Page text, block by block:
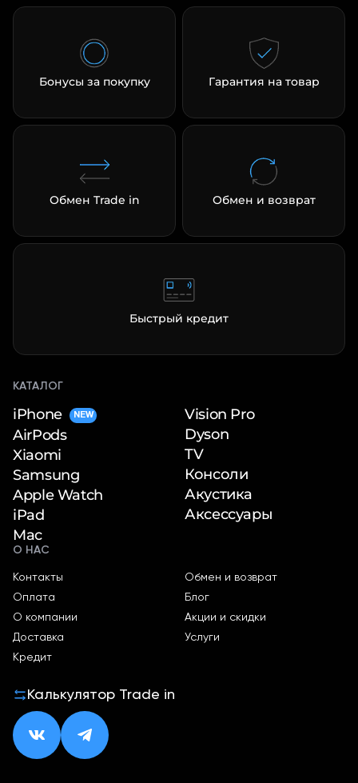
Бонусы за покупку Гарантия на товар
Обмен Trade in Обмен и возврат
Быстрый кредит
КАТАЛОГ
iPhone NEW
AirPods
Xiaomi
Samsung
Apple Watch
iPad
Mac
Vision Pro
Dyson
TV
Консоли
Акустика
Аксессуары
О НАС
Контакты
Оплата
О компании
Доставка
Кредит
Обмен и возврат
Блог
Акции и скидки
Услуги
Калькулятор Trade in